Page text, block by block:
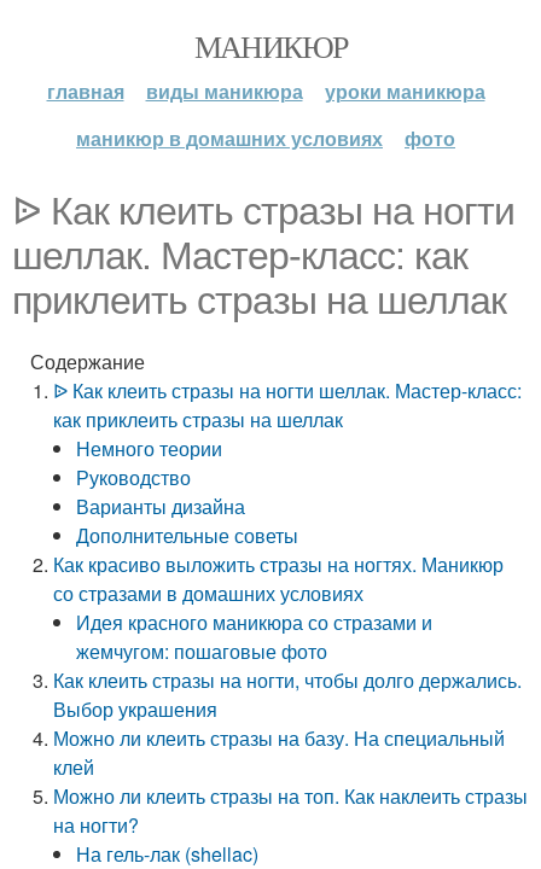
МАНИКЮР
главная виды маникюра
уроки маникюра
маникюр в домашних условиях
фото
ᐉ Как клеить стразы на ногти
шеллак. Мастер-класс: как
приклеить стразы на шеллак
Содержание
ᐉ Как клеить стразы на ногти шеллак. Мастер-класс:
как приклеить стразы на шеллак
Немного теории
Руководство
Варианты дизайна
Дополнительные советы
Как красиво выложить стразы на ногтях. Маникюр
со стразами в домашних условиях
Идея красного маникюра со стразами и
жемчугом: пошаговые фото
Как клеить стразы на ногти, чтобы долго держались.
Выбор украшения
Можно ли клеить стразы на базу. На специальный
клей
Можно ли клеить стразы на топ. Как наклеить стразы
на ногти?
На гель-лак (shellac)